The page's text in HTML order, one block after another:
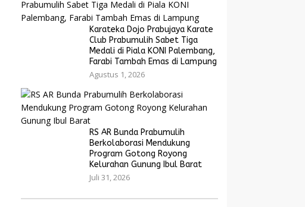
Karateka Dojo Prabujaya Karate
Club Prabumulih Sabet Tiga
Medali di Piala KONI Palembang,
Farabi Tambah Emas di Lampung
Agustus 1, 2026
RS AR Bunda Prabumulih
Berkolaborasi Mendukung
Program Gotong Royong
Kelurahan Gunung Ibul Barat
Juli 31, 2026